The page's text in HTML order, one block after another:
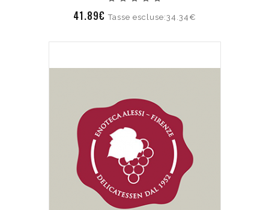
41.89€Tasse escluse:34.34€